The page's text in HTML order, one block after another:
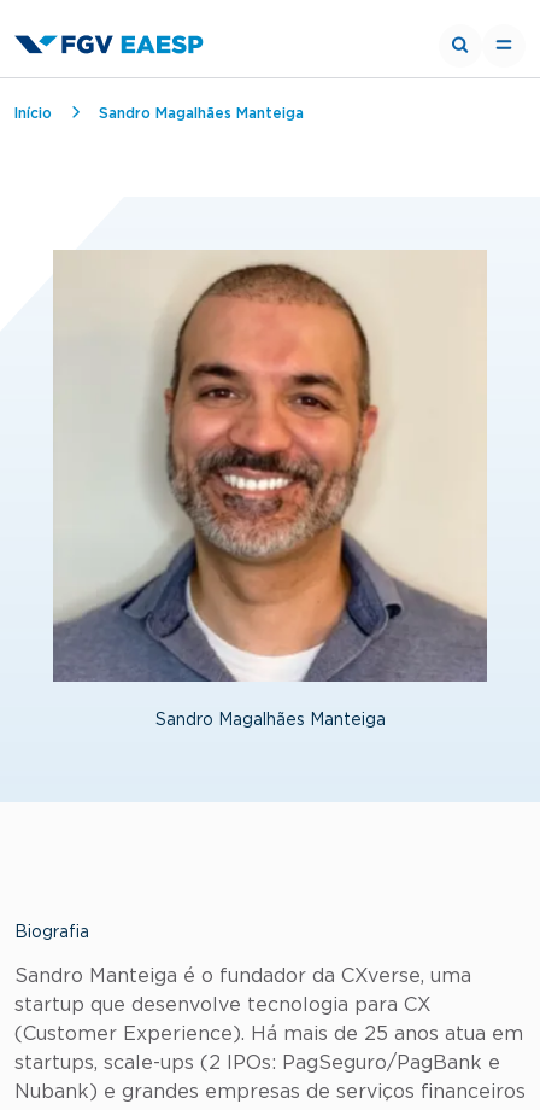
Trilha de navegação
Início Sandro Magalhães Manteiga
Sandro Magalhães Manteiga
Biografia
Sandro Manteiga é o fundador da CXverse, uma
startup que desenvolve tecnologia para CX
(Customer Experience). Há mais de 25 anos atua em
startups, scale-ups (2 IPOs: PagSeguro/PagBank e
Nubank) e grandes empresas de serviços financeiros